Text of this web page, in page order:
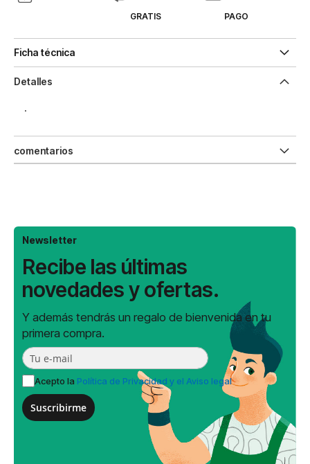
GRATIS PAGO
Ficha técnica
Detalles
.
comentarios
Newsletter
Recibe las últimas
novedades y ofertas.
Y además tendrás un regalo de bienvenida en tu
primera compra.
Acepto la Política de Privacidad y el Aviso legal
Suscribirme